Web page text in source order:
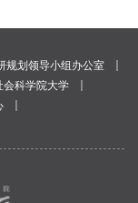
规划领导小组办公室
｜
会科学院大学
｜
｜